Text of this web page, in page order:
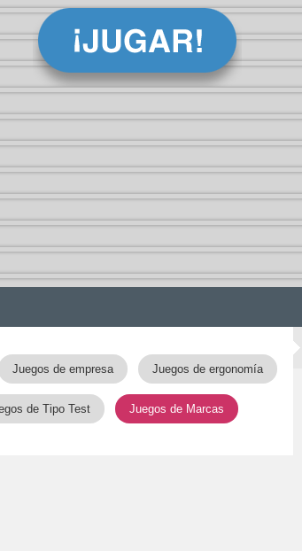
Juegos de empresa Juegos de ergonomía
de Tipo Test Juegos de Marcas